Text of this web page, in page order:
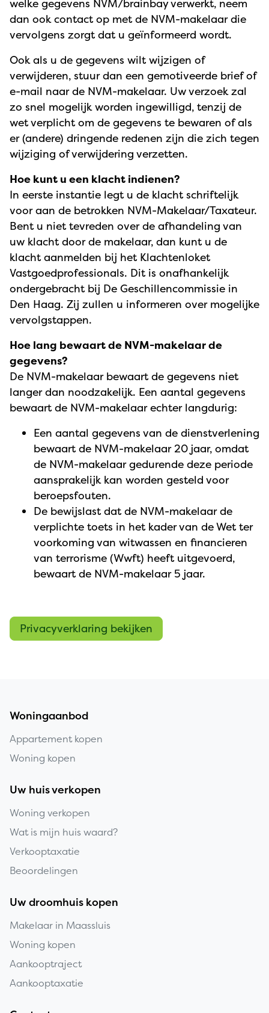
welke gegevens NVM/brainbay verwerkt, neem
dan ook contact op met de NVM-makelaar die
vervolgens zorgt dat u geïnformeerd wordt.
Ook als u de gegevens wilt wijzigen of
verwijderen, stuur dan een gemotiveerde brief of
e-mail naar de NVM-makelaar. Uw verzoek zal
zo snel mogelijk worden ingewilligd, tenzij de
wet verplicht om de gegevens te bewaren of als
er (andere) dringende redenen zijn die zich tegen
wijziging of verwijdering verzetten.
Hoe kunt u een klacht indienen?
In eerste instantie legt u de klacht schriftelijk
voor aan de betrokken NVM-Makelaar/Taxateur.
Bent u niet tevreden over de afhandeling van
uw klacht door de makelaar, dan kunt u de
klacht aanmelden bij het Klachtenloket
Vastgoedprofessionals. Dit is onafhankelijk
ondergebracht bij De Geschillencommissie in
Den Haag. Zij zullen u informeren over mogelijke
vervolgstappen.
Hoe lang bewaart de NVM-makelaar de
gegevens?
De NVM-makelaar bewaart de gegevens niet
langer dan noodzakelijk. Een aantal gegevens
bewaart de NVM-makelaar echter langdurig:
Een aantal gegevens van de dienstverlening
bewaart de NVM-makelaar 20 jaar, omdat
de NVM-makelaar gedurende deze periode
aansprakelijk kan worden gesteld voor
beroepsfouten.
De bewijslast dat de NVM-makelaar de
verplichte toets in het kader van de Wet ter
voorkoming van witwassen en financieren
van terrorisme (Wwft) heeft uitgevoerd,
bewaart de NVM-makelaar 5 jaar.
Privacyverklaring bekijken
Woningaanbod
Appartement kopen
Woning kopen
Uw huis verkopen
Woning verkopen
Wat is mijn huis waard?
Verkooptaxatie
Beoordelingen
Uw droomhuis kopen
Makelaar in Maassluis
Woning kopen
Aankooptraject
Aankooptaxatie